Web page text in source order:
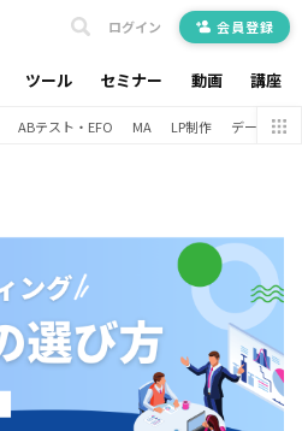
ツール セミナー 動画 講座
ログイン 会員登録
ABテスト・EFO MA LP制作 データ分析